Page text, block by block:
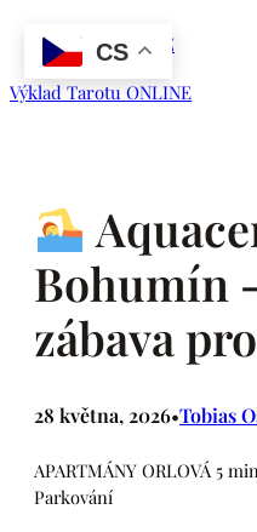
obsah
ORLOVACITY.CZ
Výklad Tarotu ONLINE
Bohumín
zábava
28 května, 2026•Tobias
APARTMÁNY ORLOVÁ 5
Parkování
CS